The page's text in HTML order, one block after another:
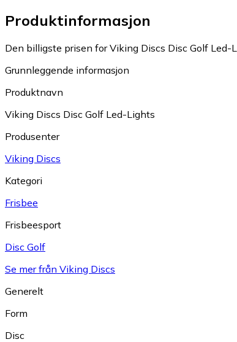
Produktinformasjon
Den billigste prisen for Viking Discs Disc Golf Led-
Grunnleggende informasjon
Produktnavn
Viking Discs Disc Golf Led-Lights
Produsenter
Viking Discs
Kategori
Frisbee
Frisbeesport
Disc Golf
Se mer från Viking Discs
Generelt
Form
Disc